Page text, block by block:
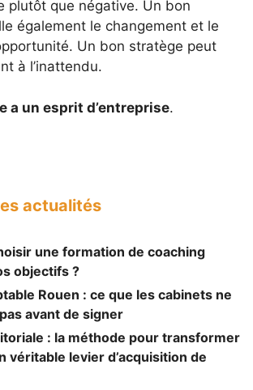
plutôt que négative. Un bon
également le changement et le
Un bon stratège peut
à l’inattendu.
a un esprit d’entreprise.
actualités
une formation de coaching
objectifs ?
Rouen : ce que les cabinets ne
avant de signer
: la méthode pour transformer
véritable levier d’acquisition de